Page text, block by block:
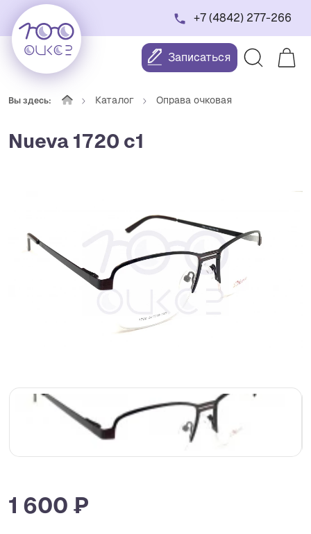
+7 (4842) 277-266
Записаться
Вы здесь: Каталог Оправа очковая
Nueva 1720 с1
1 600 ₽